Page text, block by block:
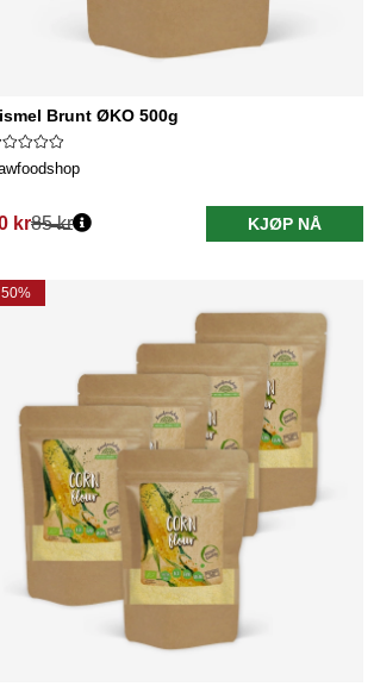
Brunt ØKO 500g
kr pris:
85 kr KJØP NÅ
50%